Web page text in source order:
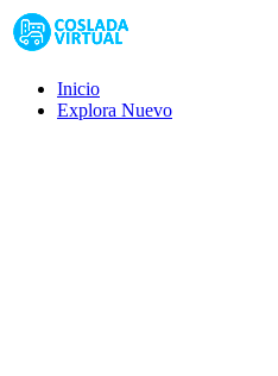
Inicio
Explora Nuevo